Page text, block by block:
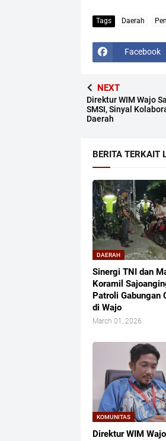
Tags Daerah
Facebook
NEXT
Direktur WIM Wajo
SMSI, Sinyal
Daerah
BERITA TERKAIT
DAERAH
Sinergi TNI dan
Koramil
Patroli Gabungan
di Wajo
March 01, 2026
KOMUNITAS
Direktur WIM